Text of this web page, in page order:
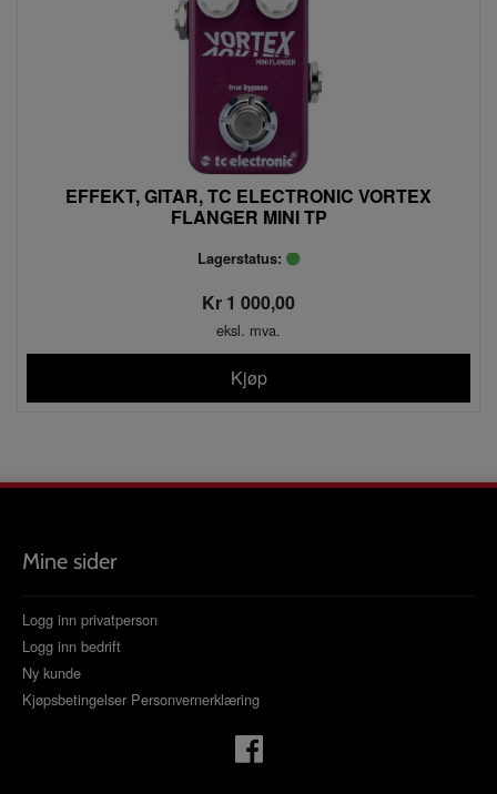
EFFEKT, GITAR, TC ELECTRONIC VORTEX
FLANGER MINI TP
Lagerstatus:
Kr 1 000,00
eksl. mva.
Kjøp
Mine sider
Logg inn privatperson
Logg inn bedrift
Ny kunde
Kjøpsbetingelser Personvernerklæring